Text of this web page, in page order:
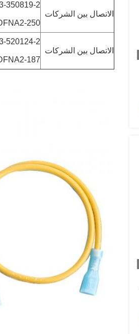
الاتصال بين الشركات
350819-2
250
الاتصال بين الشركات
520124-2
187